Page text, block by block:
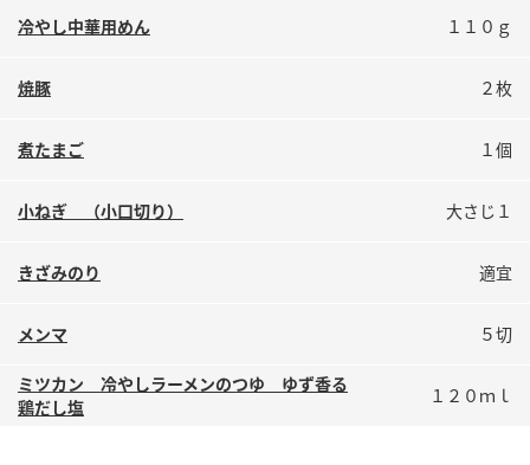
検索
業務用サイト 製造所固有記号一覧
冷やし中華用めん １１０ｇ
焼豚 ２枚
煮たまご １個
小ねぎ （小口切り） 大さじ１
きざみのり 適宜
メンマ ５切
ミツカン 冷やしラーメンのつゆ ゆず香る
鶏だし塩
１２０ｍｌ